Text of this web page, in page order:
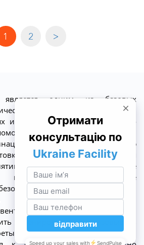
1 2 >
является одним из базовых
воспитания в школах,
и учебных заведениях. Именно
развивать выносливость,
движений и общую
учащихся. Для проведения
необходимо специальное
соответствующие
качества и
для лёгкой атлетики
тренировки, организовывать
выполнять нормативы и